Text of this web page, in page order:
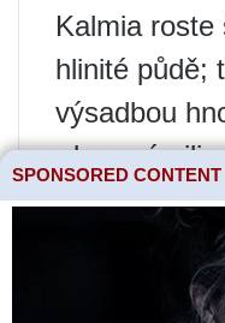
Kalmia
hlinité půdě;
výsadbou
· borové
lesní patro;
SPONSORED CONTENT